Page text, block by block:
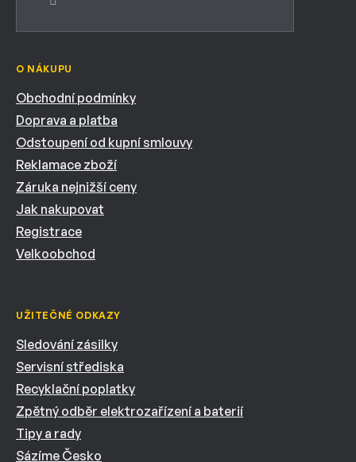
O NÁKUPU
Obchodní podmínky
Doprava a platba
Odstoupení od kupní smlouvy
Reklamace zboží
Záruka nejnižší ceny
Jak nakupovat
Registrace
Velkoobchod
UŽITEČNÉ ODKAZY
Sledování zásilky
Servisní střediska
Recyklační poplatky
Zpětný odběr elektrozařízení a baterií
Tipy a rady
Sázíme Česko